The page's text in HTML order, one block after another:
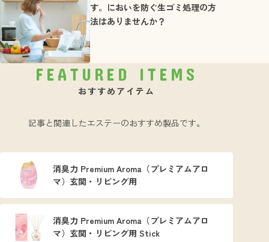
す。においを防ぐ生ゴミ処理の方
法はありませんか？
FEATURED ITEMS
おすすめアイテム
記事と関連したエステーのおすすめ製品です。
消臭力 Premium Aroma（プレミアムアロ
マ）玄関・リビング用
消臭力 Premium Aroma（プレミアムアロ
マ）玄関・リビング用 Stick